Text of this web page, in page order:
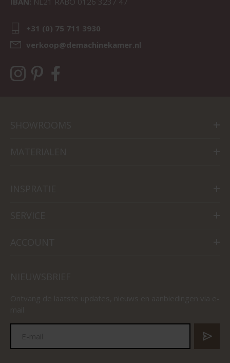
+31 (0) 75 711 3930
verkoop@demachinekamer.nl